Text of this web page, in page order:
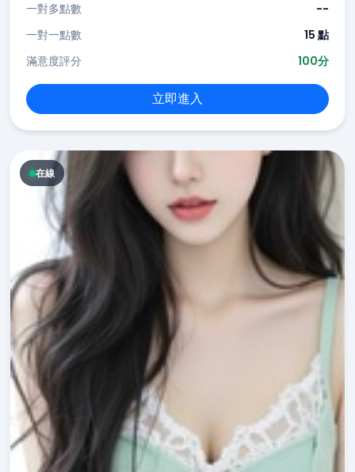
一對多點數
--
一對一點數
15 點
滿意度評分
100分
立即進入
在線